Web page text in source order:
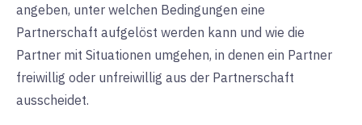
angeben, unter welchen Bedingungen eine
Partnerschaft aufgelöst werden kann und wie die
Partner mit Situationen umgehen, in denen ein Partner
freiwillig oder unfreiwillig aus der Partnerschaft
ausscheidet.